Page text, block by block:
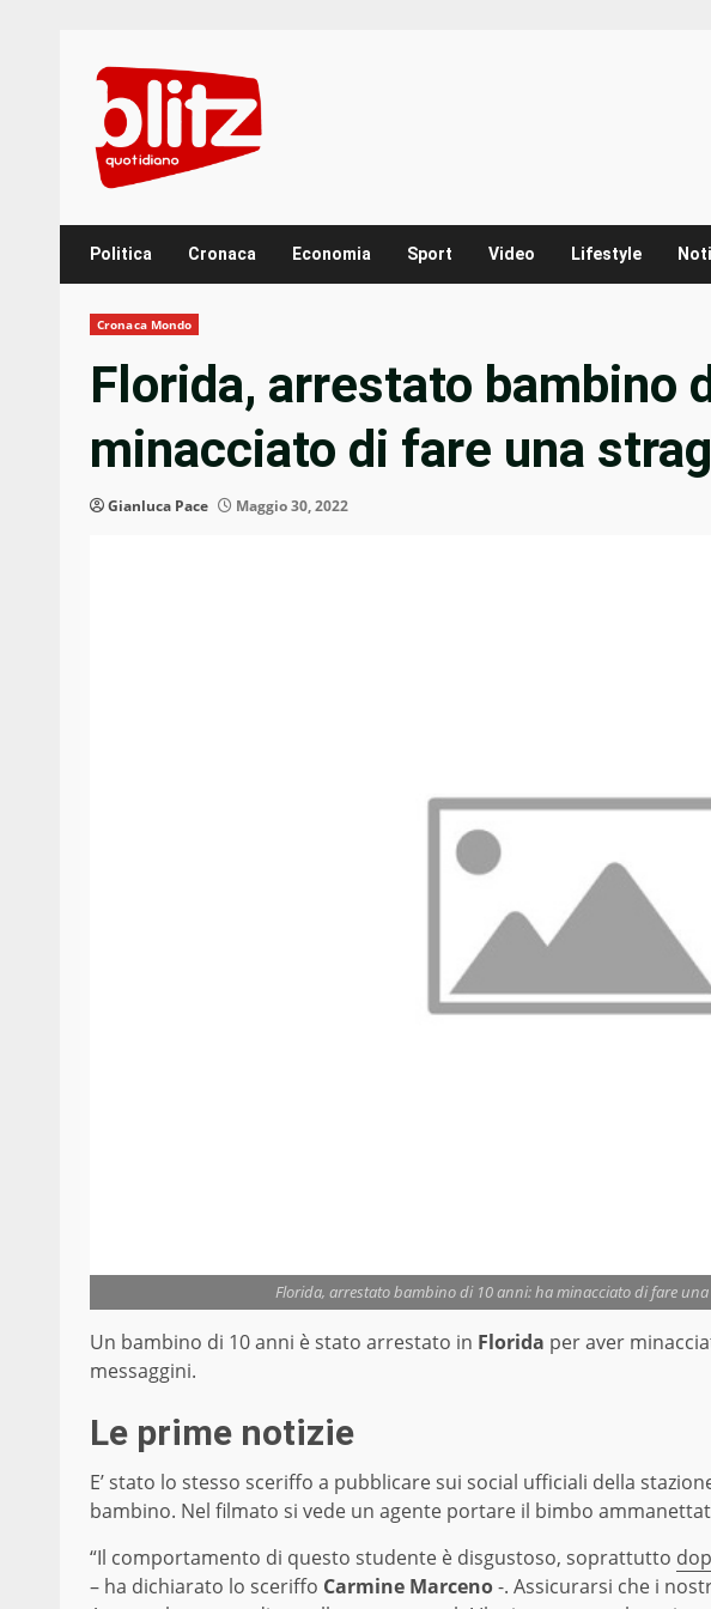
content
Politica Cronaca Economia Sport Video Lifestyle
Cronaca Mondo
Florida, arrestato bambino
minacciato di fare una
Gianluca Pace Maggio 30, 2022
Florida, arrestato bambino di 10 anni: ha minacciato di fare una
Un bambino di 10 anni è stato arrestato in Florida per aver
messaggini.
Le prime notizie
E’ stato lo stesso sceriffo a pubblicare sui social ufficiali della
bambino. Nel filmato si vede un agente portare il bimbo
“Il comportamento di questo studente è disgustoso, soprattutto
– ha dichiarato lo sceriffo Carmine Marceno-. Assicurarsi che i